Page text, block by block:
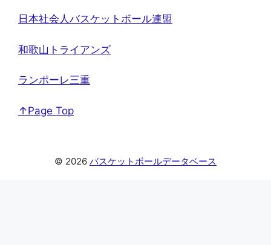
日本社会人バスケットボール連盟
和歌山トライアンズ
ランポーレ三重
↑Page Top
© 2026 バスケットボールデータベース